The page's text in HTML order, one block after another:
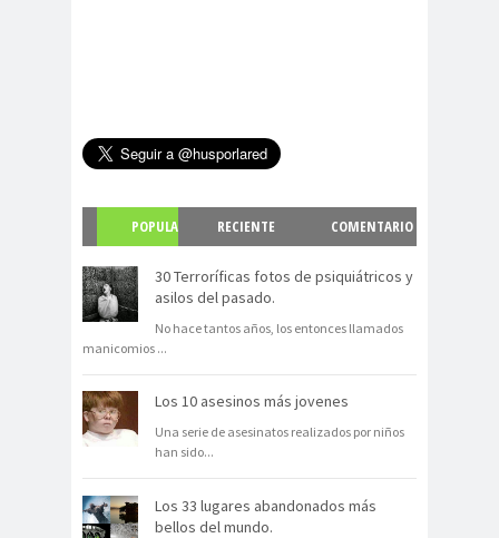
POPULA
R
RECIENTE
COMENTARIO
30 Terroríficas fotos de psiquiátricos y
asilos del pasado.
No hace tantos años, los entonces llamados
manicomios ...
Los 10 asesinos más jovenes
Una serie de asesinatos realizados por niños
han sido...
Los 33 lugares abandonados más
bellos del mundo.